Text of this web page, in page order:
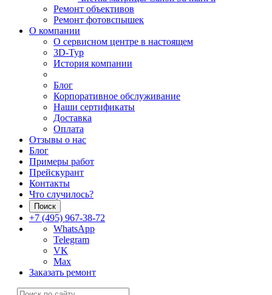
Ремонт объективов
Ремонт фотовспышек
О компании
О сервисном центре в настоящем
3D-Тур
История компании
Блог
Корпоративное обслуживание
Наши сертификаты
Доставка
Оплата
Отзывы о нас
Блог
Примеры работ
Прейскурант
Контакты
Что случилось?
Поиск
+7 (495) 967-38-72
WhatsApp
Telegram
VK
Max
Заказать ремонт